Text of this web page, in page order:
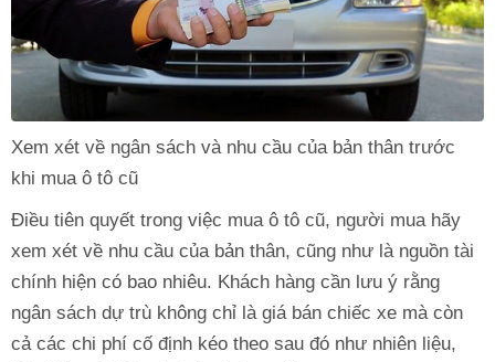
Xem xét về ngân sách và nhu cầu của bản thân trước
khi mua ô tô cũ
Điều tiên quyết trong việc mua ô tô cũ, người mua hãy
xem xét về nhu cầu của bản thân, cũng như là nguồn tài
chính hiện có bao nhiêu. Khách hàng cần lưu ý rằng
ngân sách dự trù không chỉ là giá bán chiếc xe mà còn
cả các chi phí cố định kéo theo sau đó như nhiên liệu,